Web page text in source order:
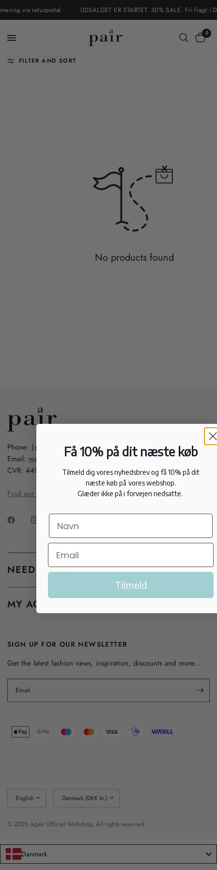
via returportal UDSALGET ER STARTET. 30% SALE. Fri fragt
0
FILTER AND SORT
No products found
Phone: (+45) 33 91 99 20
Email:webshop@apair.dk
CVR: 44958783
Find our stores
NEED HELP?
MY ACCOUNT
SIGN UP FOR OUR NEWSLETTER
Get the latest fashion news, inspiration, discounts and more...
Email
country/region
country/region
© 2026 Apair Officiel Webshop, All rights reserved.
Danmark
Få 10% på dit næste køb
Tilmeld dig vores nyhedsbrev og få 10% på dit
næste køb på vores webshop.
Glæder ikke på i forvejen nedsatte.
Tilmeld